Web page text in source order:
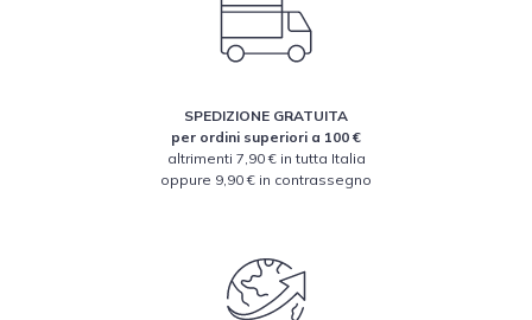
SPEDIZIONE GRATUITA
per ordini superiori a 100 €
altrimenti 7,90 € in tutta Italia
oppure 9,90 € in contrassegno